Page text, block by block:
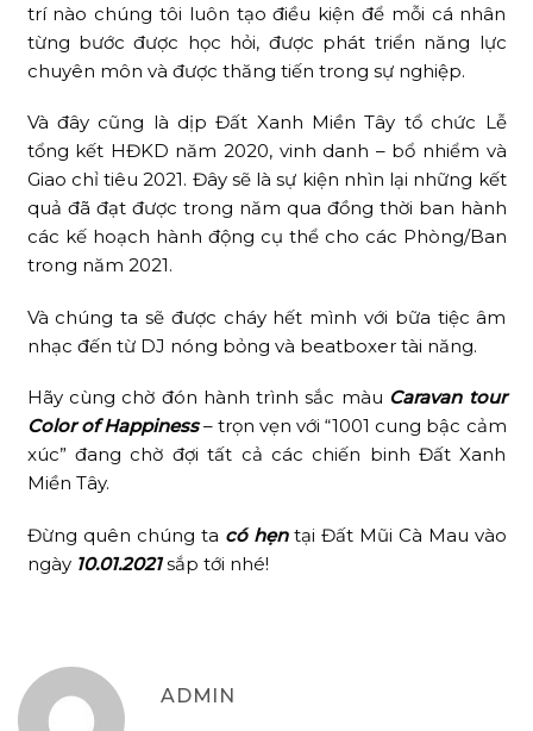
trí nào chúng tôi luôn tạo điều kiện để mỗi cá nhân
từng bước được học hỏi, được phát triển năng lực
chuyên môn và được thăng tiến trong sự nghiệp.
Và đây cũng là dịp Đất Xanh Miền Tây tổ chức Lễ
tổng kết HĐKD năm 2020, vinh danh – bổ nhiểm và
Giao chỉ tiêu 2021. Đây sẽ là sự kiện nhìn lại những kết
quả đã đạt được trong năm qua đồng thời ban hành
các kế hoạch hành động cụ thể cho các Phòng/Ban
trong năm 2021.
Và chúng ta sẽ được cháy hết mình với bữa tiệc âm
nhạc đến từ DJ nóng bỏng và beatboxer tài năng.
Hãy cùng chờ đón hành trình sắc màu Caravan tour
Color of Happiness– trọn vẹn với “1001 cung bậc cảm
xúc” đang chờ đợi tất cả các chiến binh Đất Xanh
Miền Tây.
Đừng quên chúng ta có hẹntại Đất Mũi Cà Mau vào
ngày 10.01.2021sắp tới nhé!
ADMIN